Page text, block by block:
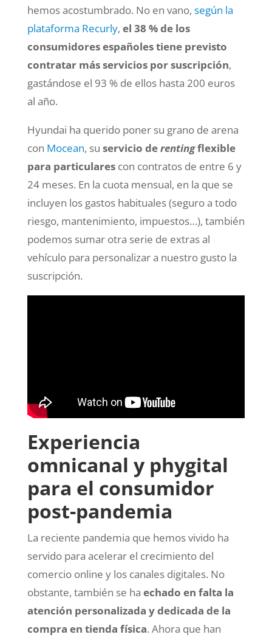
hemos acostumbrado. No en vano, según la
plataforma Recurly, el 38 % de los
consumidores españoles tiene previsto
contratar más servicios por suscripción,
gastándose el 93 % de ellos hasta 200 euros
al año.
Hyundai ha querido poner su grano de arena
con Mocean, su servicio derentingflexible
para particularescon contratos de entre 6 y
24 meses. En la cuota mensual, en la que se
incluyen los gastos habituales (seguro a todo
riesgo, mantenimiento, impuestos…), también
podemos sumar otra serie de extras al
vehículo para personalizar a nuestro gusto la
suscripción.
Experiencia
omnicanal y phygital
para el consumidor
post-pandemia
La reciente pandemia que hemos vivido ha
servido para acelerar el crecimiento del
comercio online y los canales digitales. No
obstante, también se ha echado en falta la
atención personalizada y dedicada de la
compra en tienda física. Ahora que han